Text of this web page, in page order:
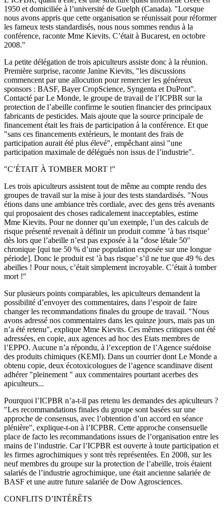
1950 et domiciliée à l’université de Guelph (Canada). "Lorsque
nous avons appris que cette organisation se réunissait pour réformer
les fameux tests standardisés, nous nous sommes rendus à la
conférence, raconte Mme Kievits. C’était à Bucarest, en octobre
2008."
La petite délégation de trois apiculteurs assiste donc à la réunion.
Première surprise, raconte Janine Kievits, "les discussions
commencent par une allocution pour remercier les généreux
sponsors : BASF, Bayer CropScience, Syngenta et DuPont".
Contacté par Le Monde, le groupe de travail de l’ICPBR sur la
protection de l’abeille confirme le soutien financier des principaux
fabricants de pesticides. Mais ajoute que la source principale de
financement était les frais de participation à la conférence. Et que
"sans ces financements extérieurs, le montant des frais de
participation aurait été plus élevé", empêchant ainsi "une
participation maximale de délégués non issus de l’industrie".
"C’ÉTAIT À TOMBER MORT !"
Les trois apiculteurs assistent tout de même au compte rendu des
groupes de travail sur la mise à jour des tests standardisés. "Nous
étions dans une ambiance très cordiale, avec des gens très avenants
qui proposaient des choses radicalement inacceptables, estime
Mme Kievits. Pour ne donner qu’un exemple, l’un des calculs de
risque présenté revenait à définir un produit comme ’à bas risque’
dès lors que l’abeille n’est pas exposée à la "dose létale 50"
chronique [qui tue 50 % d’une population exposée sur une longue
période]. Donc le produit est ’à bas risque’ s’il ne tue que 49 % des
abeilles ! Pour nous, c’était simplement incroyable. C’était à tomber
mort !"
Sur plusieurs points comparables, les apiculteurs demandent la
possibilité d’envoyer des commentaires, dans l’espoir de faire
changer les recommandations finales du groupe de travail. "Nous
avons adressé nos commentaires dans les quinze jours, mais pas un
n’a été retenu", explique Mme Kievits. Ces mêmes critiques ont été
adressées, en copie, aux agences ad hoc des Etats membres de
l’EPPO. Aucune n’a répondu, à l’exception de l’Agence suédoise
des produits chimiques (KEMI). Dans un courrier dont Le Monde a
obtenu copie, deux écotoxicologues de l’agence scandinave disent
adhérer "pleinement " aux commentaires pourtant acerbes des
apiculteurs...
Pourquoi l’ICPBR n’a-t-il pas retenu les demandes des apiculteurs ?
"Les recommandations finales du groupe sont basées sur une
approche de consensus, avec l’obtention d’un accord en séance
plénière", explique-t-on à l’ICPBR. Cette approche consensuelle
place de facto les recommandations issues de l’organisation entre les
mains de l’industrie. Car l’ICPBR est ouverte à toute participation et
les firmes agrochimiques y sont très représentées. En 2008, sur les
neuf membres du groupe sur la protection de l’abeille, trois étaient
salariés de l’industrie agrochimique, une était ancienne salariée de
BASF et une autre future salariée de Dow Agrosciences.
CONFLITS D’INTÉRÊTS